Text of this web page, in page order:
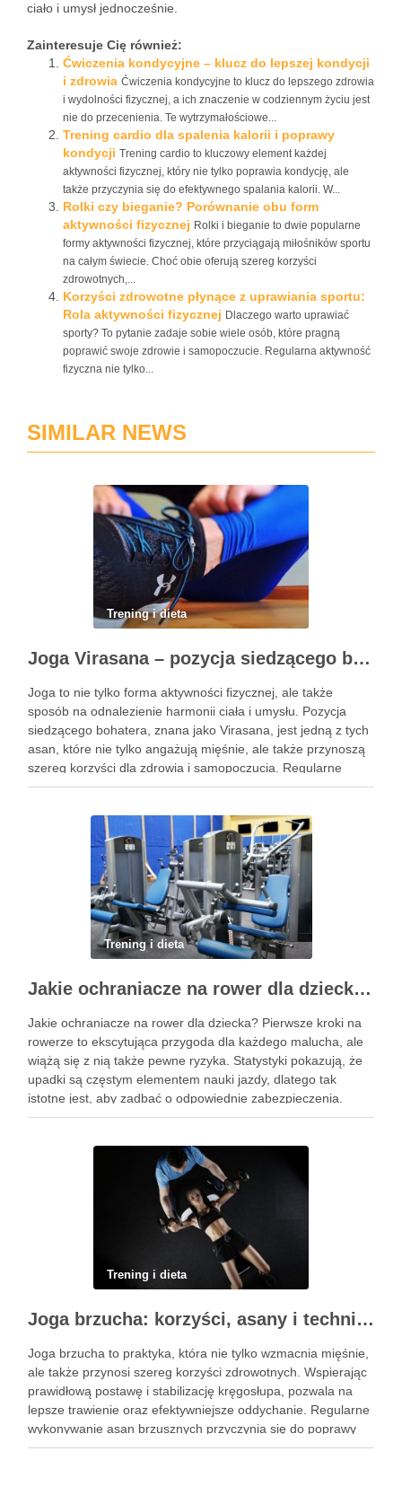
ciało i umysł jednocześnie.
Zainteresuje Cię również:
Ćwiczenia kondycyjne – klucz do lepszej kondycji
i zdrowia Ćwiczenia kondycyjne to klucz do lepszego zdrowia
i wydolności fizycznej, a ich znaczenie w codziennym życiu jest
nie do przecenienia. Te wytrzymałościowe...
Trening cardio dla spalenia kalorii i poprawy
kondycji Trening cardio to kluczowy element każdej
aktywności fizycznej, który nie tylko poprawia kondycję, ale
także przyczynia się do efektywnego spalania kalorii. W...
Rolki czy bieganie? Porównanie obu form
aktywności fizycznej Rolki i bieganie to dwie popularne
formy aktywności fizycznej, które przyciągają miłośników sportu
na całym świecie. Choć obie oferują szereg korzyści
zdrowotnych,...
Korzyści zdrowotne płynące z uprawiania sportu:
Rola aktywności fizycznej Dlaczego warto uprawiać
sporty? To pytanie zadaje sobie wiele osób, które pragną
poprawić swoje zdrowie i samopoczucie. Regularna aktywność
fizyczna nie tylko...
SIMILAR NEWS
Trening i dieta
Joga Virasana – pozycja siedzącego bohatera i jej korzyści
Joga to nie tylko forma aktywności fizycznej, ale także
sposób na odnalezienie harmonii ciała i umysłu. Pozycja
siedzącego bohatera, znana jako Virasana, jest jedną z tych
asan, które nie tylko angażują mięśnie, ale także przynoszą
szereg korzyści dla zdrowia i samopoczucia. Regularne
praktykowanie tej pozycji może poprawić elastyczność
Trening i dieta
Jakie ochraniacze na rower dla dziecka wybrać? Praktyczny poradnik
Jakie ochraniacze na rower dla dziecka? Pierwsze kroki na
rowerze to ekscytująca przygoda dla każdego malucha, ale
wiążą się z nią także pewne ryzyka. Statystyki pokazują, że
upadki są częstym elementem nauki jazdy, dlatego tak
istotne jest, aby zadbać o odpowiednie zabezpieczenia.
Ochraniacze na rower dla dzieci stanowią kluczowy element
Trening i dieta
Joga brzucha: korzyści, asany i techniki oddechowe
Joga brzucha to praktyka, która nie tylko wzmacnia mięśnie,
ale także przynosi szereg korzyści zdrowotnych. Wspierając
prawidłową postawę i stabilizację kręgosłupa, pozwala na
lepsze trawienie oraz efektywniejsze oddychanie. Regularne
wykonywanie asan brzusznych przyczynia się do poprawy
elastyczności i równowagi, a także staje się kluczem do